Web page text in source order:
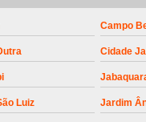
e
de
Campo
Cidade
Luiz Jardim